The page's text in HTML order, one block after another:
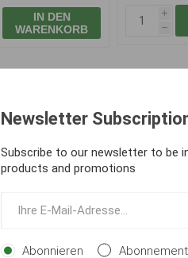
IN DEN
WARENKORB
i
h
Newsletter
Subscribe to our newsletter to be
products and promotions
Abonnieren